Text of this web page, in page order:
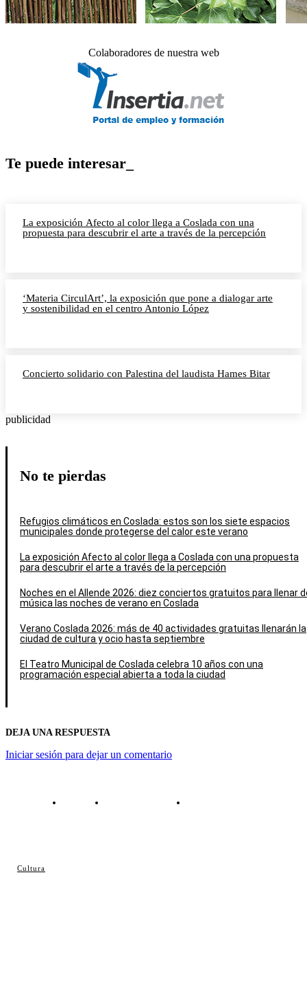
Cultura
Colaboradores de nuestra web
Te puede interesar_
La exposición Afecto al color llega a Coslada con una
propuesta para descubrir el arte a través de la percepción
‘Materia CirculArt’, la exposición que pone a dialogar arte
y sostenibilidad en el centro Antonio López
Concierto solidario con Palestina del laudista Hames Bitar
publicidad
No te pierdas
Refugios climáticos en Coslada: estos son los siete espacios
municipales donde protegerse del calor este verano
La exposición Afecto al color llega a Coslada con una propuesta
para descubrir el arte a través de la percepción
Noches en el Allende 2026: diez conciertos gratuitos para llenar
música las noches de verano en Coslada
Verano Coslada 2026: más de 40 actividades gratuitas llenarán la
ciudad de cultura y ocio hasta septiembre
El Teatro Municipal de Coslada celebra 10 años con una
programación especial abierta a toda la ciudad
DEJA UNA RESPUESTA
Iniciar sesión para dejar un comentario
Contacto Política de cookies